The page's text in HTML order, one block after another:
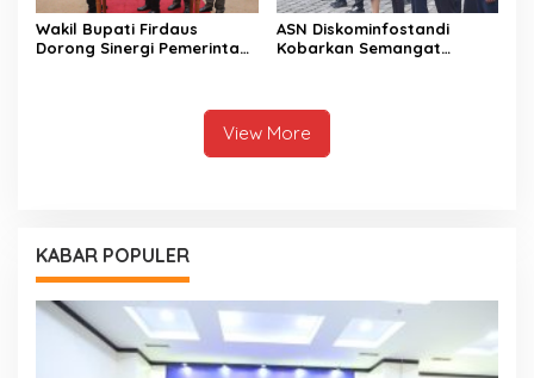
Wakil Bupati Firdaus
Dorong Sinergi Pemerintah
ASN Diskominfostandi
Kobarkan Semangat
View More
KABAR POPULER